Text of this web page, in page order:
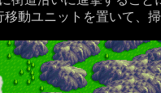
動ユニットを置いて、掃